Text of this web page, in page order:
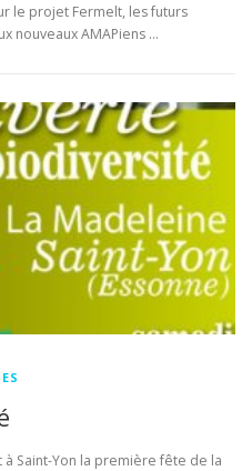
le projet Fermelt, les futurs
nouveaux AMAPiens …
Saint-Yon la première fête de la